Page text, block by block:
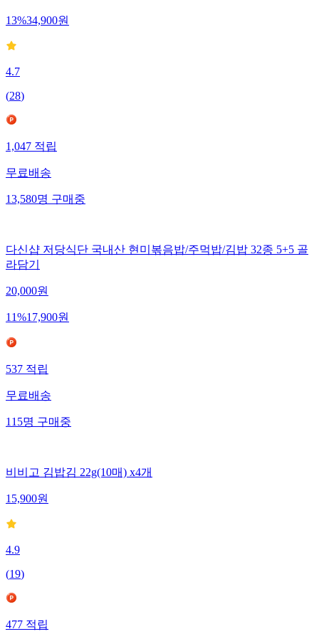
13%34,900원
4.7
(28)
1,047 적립
무료배송
13,580명 구매중
다신샵 저당식단 국내산 현미볶음밥/주먹밥/김밥 32종 5+5 골
라담기
20,000원
11%17,900원
537적립
무료배송
115명구매중
비비고 김밥김 22g(10매) x4개
15,900원
4.9
(19)
477적립